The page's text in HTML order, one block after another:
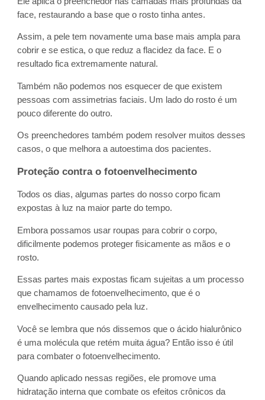
face, restaurando a base que o rosto tinha antes.
Assim, a pele tem novamente uma base mais ampla para
cobrir e se estica, o que reduz a flacidez da face. E o
resultado fica extremamente natural.
Também não podemos nos esquecer de que existem
pessoas com assimetrias faciais. Um lado do rosto é um
pouco diferente do outro.
Os preenchedores também podem resolver muitos desses
casos, o que melhora a autoestima dos pacientes.
Proteção contra o fotoenvelhecimento
Todos os dias, algumas partes do nosso corpo ficam
expostas à luz na maior parte do tempo.
Embora possamos usar roupas para cobrir o corpo,
dificilmente podemos proteger fisicamente as mãos e o
rosto.
Essas partes mais expostas ficam sujeitas a um processo
que chamamos de fotoenvelhecimento, que é o
envelhecimento causado pela luz.
Você se lembra que nós dissemos que o ácido hialurônico
é uma molécula que retém muita água? Então isso é útil
para combater o fotoenvelhecimento.
Quando aplicado nessas regiões, ele promove uma
hidratação interna que combate os efeitos crônicos da